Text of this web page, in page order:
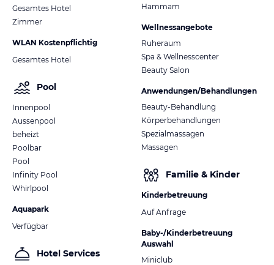
Gesamtes Hotel
Zimmer
WLAN Kostenpflichtig
Gesamtes Hotel
Pool
Innenpool
Aussenpool
beheizt
Poolbar
Pool
Infinity Pool
Whirlpool
Aquapark
Verfügbar
Hotel Services
Hammam
Wellnessangebote
Ruheraum
Spa & Wellnesscenter
Beauty Salon
Anwendungen/Behandlungen
Beauty-Behandlung
Körperbehandlungen
Spezialmassagen
Massagen
Familie & Kinder
Kinderbetreuung
Auf Anfrage
Baby-/Kinderbetreuung
Auswahl
Miniclub